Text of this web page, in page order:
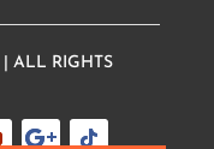
| ALL RIGHTS